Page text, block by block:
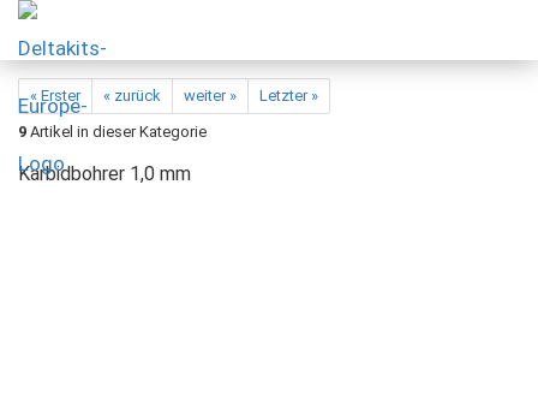
« Erster « zurück weiter »
Letzter »
9 Artikel in dieser Kategorie
Karbidbohrer 1,0 mm